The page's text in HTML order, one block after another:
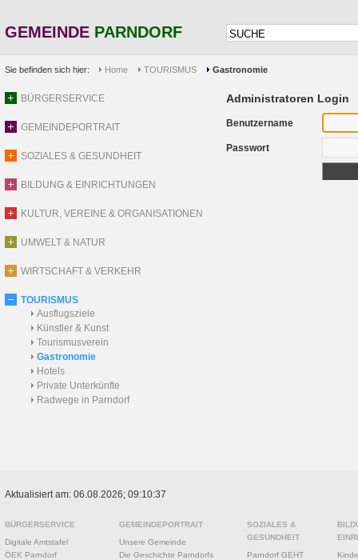
GEMEINDE PARNDORF
Sie befinden sich hier: Home TOURISMUS Gastronomie
BÜRGERSERVICE
GEMEINDEPORTRAIT
SOZIALES & GESUNDHEIT
BILDUNG & EINRICHTUNGEN
KULTUR, VEREINE & ORGANISATIONEN
UMWELT & NATUR
WIRTSCHAFT & VERKEHR
TOURISMUS
Ausflugsziele
Künstler & Kunst
Tourismusverein
Gastronomie
Hotels
Private Unterkünfte
Radwege in Parndorf
Administratoren Login
Benutzername
Passwort
Aktualisiert am: 06.08.2026; 09:10:37
BÜRGERSERVICE
Digitale Amtstafel
ÖEK Parndorf
GEMEINDEPORTRAIT
Unsere Gemeinde
Die Geschichte Parndorfs
SOZIALES &
GESUNDHEIT
Parndorf GEHT